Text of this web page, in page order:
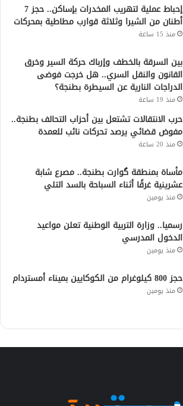
إحباط عملية لتهريب المخدرات بإساكن.. حجز 7
أطنان من الشيرا وثلاثة قوارب مطاطية بمحركات
منذ 15 ساعة
بين السرقة بالخطف وإرباك حركة السير وخرق
القانون والنقل السري.. هل خرجت فوضى
الدراجات النارية عن السيطرة بطنجة؟
منذ 19 ساعة
حرب الانتقالات تشتعل بين أحزاب التحالف بطنجة..
مفوض قضائي يرصد تحركات نائب للعمدة
منذ 20 ساعة
مأساة بمنطقة گوارت بطنجة.. مصرع شابة
عشرينية غرقًا أثناء السباحة بالسد التلي
منذ يومين
رسميا.. وزارة التربية الوطنية تعلن مواعيد
الدخول المدرسي
منذ يومين
حجز 800 كيلوغرام من الكوكايين بميناء أمستردام
منذ يومين